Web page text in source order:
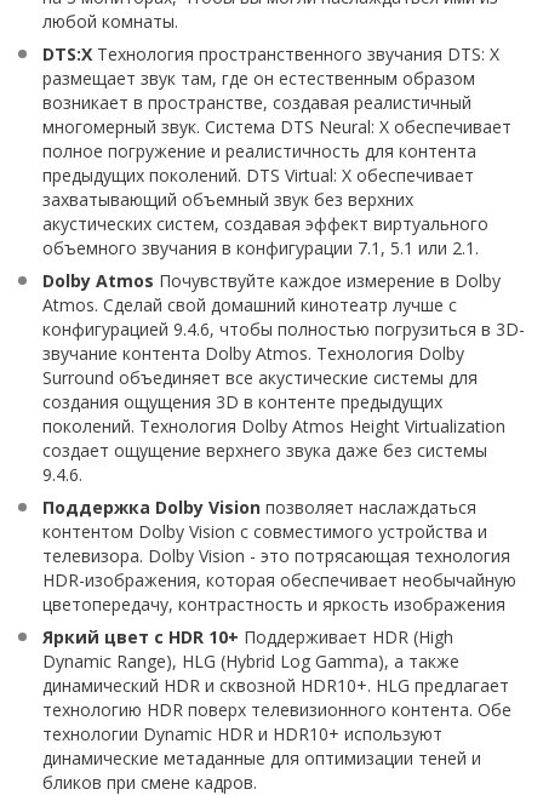
любой комнаты.
DTS:X Технология пространственного звучания DTS: X
размещает звук там, где он естественным образом
возникает в пространстве, создавая реалистичный
многомерный звук. Система DTS Neural: X обеспечивает
полное погружение и реалистичность для контента
предыдущих поколений. DTS Virtual: X обеспечивает
захватывающий объемный звук без верхних
акустических систем, создавая эффект виртуального
объемного звучания в конфигурации 7.1, 5.1 или 2.1.
Dolby Atmos Почувствуйте каждое измерение в Dolby
Atmos. Сделай свой домашний кинотеатр лучше с
конфигурацией 9.4.6, чтобы полностью погрузиться в 3D-
звучание контента Dolby Atmos. Технология Dolby
Surround объединяет все акустические системы для
создания ощущения 3D в контенте предыдущих
поколений. Технология Dolby Atmos Height Virtualization
создает ощущение верхнего звука даже без системы
9.4.6.
Поддержка Dolby Vision позволяет наслаждаться
контентом Dolby Vision с совместимого устройства и
телевизора. Dolby Vision - это потрясающая технология
HDR-изображения, которая обеспечивает необычайную
цветопередачу, контрастность и яркость изображения
Яркий цвет с HDR 10+ Поддерживает HDR (High
Dynamic Range), HLG (Hybrid Log Gamma), а также
динамический HDR и сквозной HDR10+. HLG предлагает
технологию HDR поверх телевизионного контента. Обе
технологии Dynamic HDR и HDR10+ используют
динамические метаданные для оптимизации теней и
бликов при смене кадров.